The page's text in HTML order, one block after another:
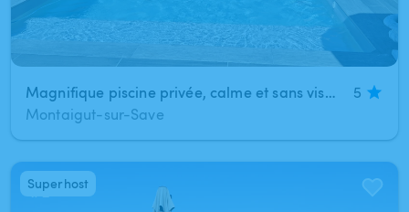
Magnifique piscine privée, calme et sans vis-à-vis
5
Montaigut-sur-Save
1/2
Superhost